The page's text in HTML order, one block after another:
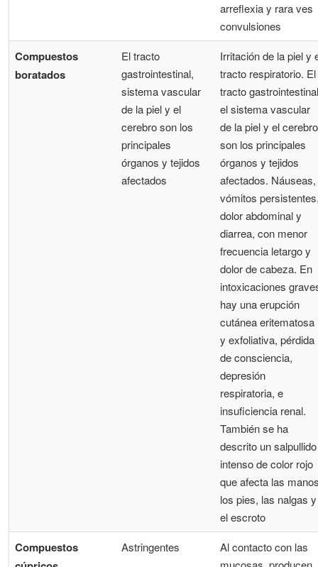
arreflexia y rara ves
convulsiones
Compuestos
boratados
El tracto
gastrointestinal,
sistema vascular
de la piel y el
cerebro son los
principales
órganos y tejidos
afectados
Irritación de la piel y
tracto respiratorio. El
tracto
el sistema vascular
de la piel y el cerebro
son los principales
órganos y tejidos
afectados. Náuseas,
vómitos
dolor abdominal y
diarrea, con menor
frecuencia letargo y
dolor de cabeza. En
intoxicaciones
hay una erupción
cutánea eritematosa
y exfoliativa, pérdida
de consciencia,
depresión
respiratoria, e
insuficiencia renal.
También se ha
descrito un salpullido
intenso de color rojo
que afecta las
los pies, las nalgas y
el escroto
Compuestos
Astringentes
Al contacto con las